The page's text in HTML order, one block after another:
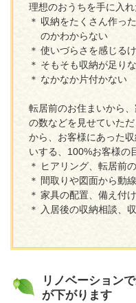
理想のおうちを手に入
収納をたくさん作っ
のかわからない
使いづらさを感じる
そもそも収納が足り
なかなか片付かない
転居前のお住まいから
の数などを見せていた
から、お客様にあった
いする、100%お客様の
ヒアリング、転居前
間取りや図面から動
家具の配置、備え付
入居後の収納相談、
リノベーション
が下がります